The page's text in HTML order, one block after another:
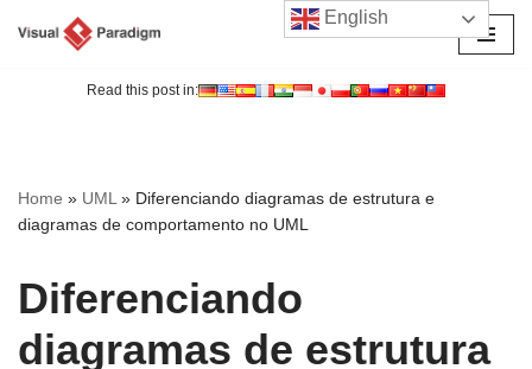
Read this post in:
Home » UML» Diferenciando diagramas de estrutura e
diagramas de comportamento no UML
Diferenciando
diagramas de estrutura
English